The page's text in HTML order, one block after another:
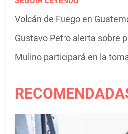
Volcán de Fuego en
Gustavo Petro alerta sobre
Mulino participará en la